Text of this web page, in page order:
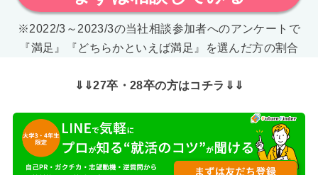
※2022/3～2023/3の当社相談参加者へのアンケートで
『満足』『どちらかといえば満足』を選んだ方の割合
⇓⇓27卒・28卒の方はコチラ⇓⇓